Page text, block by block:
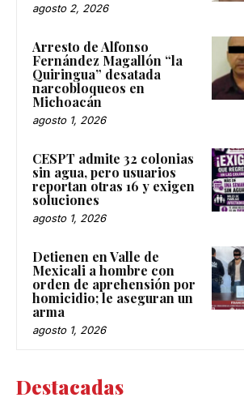
agosto 2, 2026
Arresto de Alfonso
Fernández Magallón “la
Quiringua” desatada
narcobloqueos en
Michoacán
agosto 1, 2026
CESPT admite 32 colonias
sin agua, pero usuarios
reportan otras 16 y exigen
soluciones
agosto 1, 2026
Detienen en Valle de
Mexicali a hombre con
orden de aprehensión por
homicidio; le aseguran un
arma
agosto 1, 2026
Destacadas